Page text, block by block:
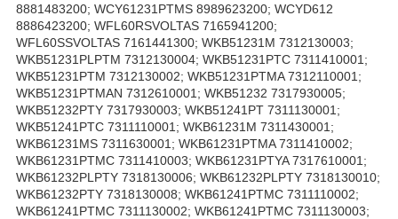
8881483200; WCY61231PTMS 8989623200; WCYD612
8886423200; WFL60RSVOLTAS 7165941200;
WFL60SSVOLTAS 7161441300; WKB51231M 7312130003;
WKB51231PLPTM 7312130004; WKB51231PTC 7311410001;
WKB51231PTM 7312130002; WKB51231PTMA 7312110001;
WKB51231PTMAN 7312610001; WKB51232 7317930005;
WKB51232PTY 7317930003; WKB51241PT 7311130001;
WKB51241PTC 7311110001; WKB61231M 7311430001;
WKB61231MS 7311630001; WKB61231PTMA 7311410002;
WKB61231PTMC 7311410003; WKB61231PTYA 7317610001;
WKB61232PLPTY 7318130006; WKB61232PLPTY 7318130010;
WKB61232PTY 7318130008; WKB61241PTMC 7311110002;
WKB61241PTMC 7311130002; WKB61241PTMC 7311130003;